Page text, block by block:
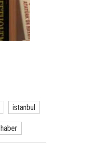
istanbul
haber